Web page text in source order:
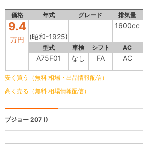
価格 年式 グレード 排気量
9.4
万円 (昭和-1925)
1600cc
型式 車検 シフト AC
A75F01 なし FA AC
安く買う（無料 相場・出品情報配信）
高く売る（無料 相場情報配信）
プジョー 207 ()